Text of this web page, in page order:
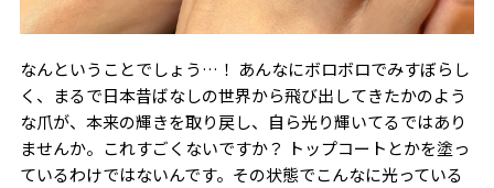
なんということでしょう…！ あんなにボロボロでみすぼらし
く、まるで日本昔ばなしの世界から飛び出してきたかのよう
な爪が、本来の輝きを取り戻し、自ら光り輝いてるではあり
ませんか。これすごくないですか？ トップコートとかを塗っ
ているわけではないんです。その状態でこんなに光っている